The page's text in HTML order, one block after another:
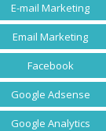
E-mail Marketing
Email Marketing
Facebook
Google Adsense
Google Analytics